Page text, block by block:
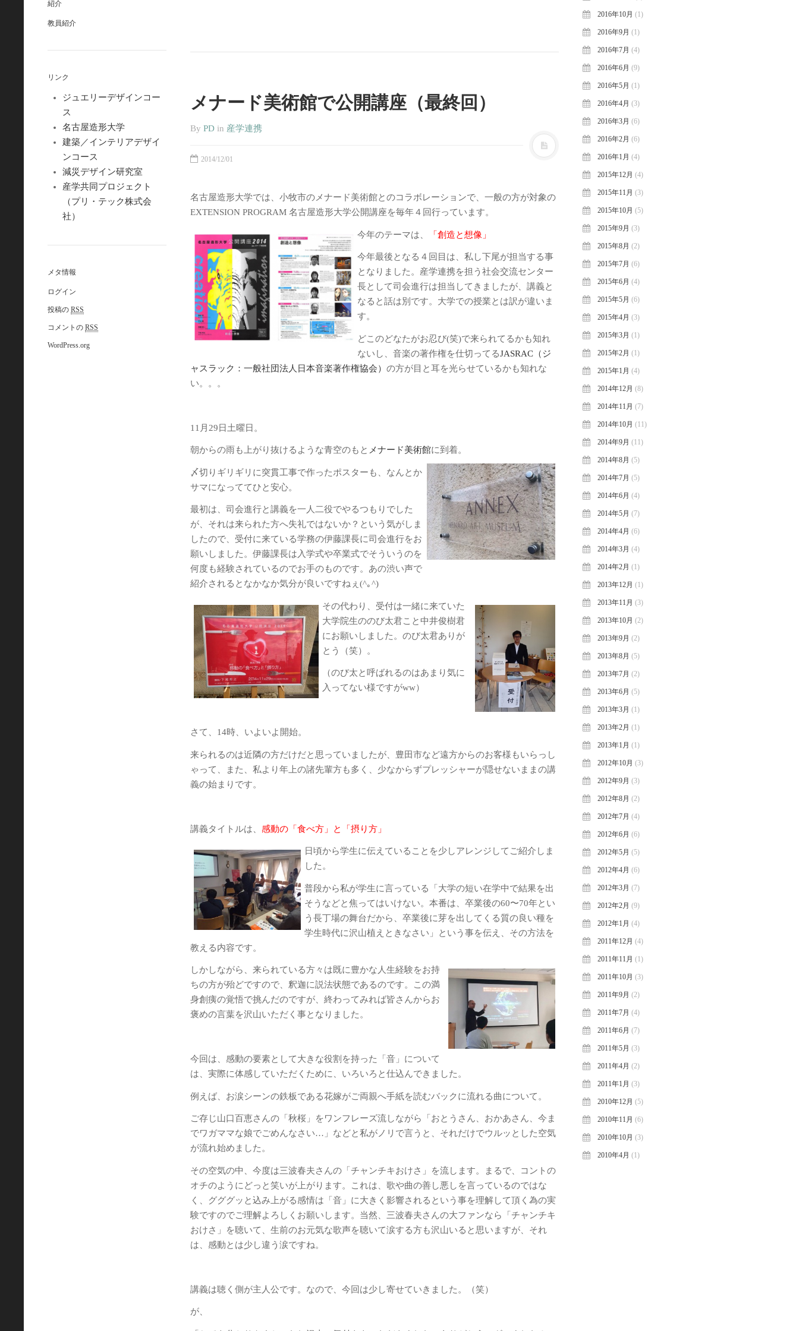
紹介
教員紹介
リンク
ジュエリーデザインコー
ス
名古屋造形大学
建築／インテリアデザイ
ンコース
減災デザイン研究室
産学共同プロジェクト
（プリ・テック株式会
社）
メタ情報
ログイン
投稿の RSS
コメントの RSS
WordPress.org
メナード美術館で公開講座（最終回）
By PD in 産学連携
2014/12/01
名古屋造形大学では、小牧市のメナード美術館とのコラボレーションで、一般の方が対象の
EXTENSION PROGRAM 名古屋造形大学公開講座を毎年４回行っています。
今年のテーマは、 「創造と想像」
今年最後となる４回目は、私し下尾が担当する事
となりました。産学連携を担う社会交流センター
長として司会進行は担当してきましたが、講義と
なると話は別です。大学での授業とは訳が違いま
す。
どこのどなたがお忍び(笑)で来られてるかも知れ
ないし、音楽の著作権を仕切ってるJASRAC（ジ
ャスラック：一般社団法人日本音楽著作権協会） の方が目と耳を光らせているかも知れな
い。。。
11月29日土曜日。
朝からの雨も上がり抜けるような青空のもと メナード美術館に到着。
〆切りギリギリに突貫工事で作ったポスターも、なんとか
サマになっててひと安心。
最初は、司会進行と講義を一人二役でやるつもりでした
が、それは来られた方へ失礼ではないか？という気がしま
したので、受付に来ている学務の伊藤課長に司会進行をお
願いしました。伊藤課長は入学式や卒業式でそういうのを
何度も経験されているのでお手のものです。あの渋い声で
紹介されるとなかなか気分が良いですねぇ(^｡^)
その代わり、受付は一緒に来ていた
大学院生ののび太君こと中井俊樹君
にお願いしました。のび太君ありが
とう（笑）。
（のび太と呼ばれるのはあまり気に
入ってない様ですがww）
さて、14時、いよいよ開始。
来られるのは近隣の方だけだと思っていましたが、豊田市など遠方からのお客様もいらっし
ゃって、また、私より年上の諸先輩方も多く、少なからずプレッシャーが隠せないままの講
義の始まりです。
講義タイトルは、 感動の「食べ方」と「摂り方」
日頃から学生に伝えていることを少しアレンジしてご紹介しま
した。
普段から私が学生に言っている「大学の短い在学中で結果を出
そうなどと焦ってはいけない。本番は、卒業後の60〜70年とい
う長丁場の舞台だから、卒業後に芽を出してくる質の良い種を
学生時代に沢山植えときなさい」という事を伝え、その方法を
教える内容です。
しかしながら、来られている方々は既に豊かな人生経験をお持
ちの方が殆どですので、釈迦に説法状態であるのです。この満
身創痍の覚悟で挑んだのですが、終わってみれば皆さんからお
褒めの言葉を沢山いただく事となりました。
今回は、感動の要素として大きな役割を持った「音」について
は、実際に体感していただくために、いろいろと仕込んできました。
例えば、お涙シーンの鉄板である花嫁がご両親へ手紙を読むバックに流れる曲について。
ご存じ山口百恵さんの「秋桜」をワンフレーズ流しながら「おとうさん、おかあさん、今ま
でワガママな娘でごめんなさい…」などと私がノリで言うと、それだけでウルッとした空気
が流れ始めました。
その空気の中、今度は三波春夫さんの「チャンチキおけさ」を流します。まるで、コントの
オチのようにどっと笑いが上がります。これは、歌や曲の善し悪しを言っているのではな
く、グググッと込み上がる感情は「音」に大きく影響されるという事を理解して頂く為の実
験ですのでご理解よろしくお願いします。当然、三波春夫さんの大ファンなら「チャンチキ
おけさ」を聴いて、生前のお元気な歌声を聴いて涙する方も沢山いると思いますが、それ
は、感動とは少し違う涙ですね。
講義は聴く側が主人公です。なので、今回は少し寄せていきました。（笑）
が、
2016年10月 (1)
2016年9月 (1)
2016年7月 (4)
2016年6月 (9)
2016年5月 (1)
2016年4月 (3)
2016年3月 (6)
2016年2月 (6)
2016年1月 (4)
2015年12月 (4)
2015年11月 (3)
2015年10月 (5)
2015年9月 (3)
2015年8月 (2)
2015年7月 (6)
2015年6月 (4)
2015年5月 (6)
2015年4月 (3)
2015年3月 (1)
2015年2月 (1)
2015年1月 (4)
2014年12月 (8)
2014年11月 (7)
2014年10月 (11)
2014年9月 (11)
2014年8月 (5)
2014年7月 (5)
2014年6月 (4)
2014年5月 (7)
2014年4月 (6)
2014年3月 (4)
2014年2月 (1)
2013年12月 (1)
2013年11月 (3)
2013年10月 (2)
2013年9月 (2)
2013年8月 (5)
2013年7月 (2)
2013年6月 (5)
2013年3月 (1)
2013年2月 (1)
2013年1月 (1)
2012年10月 (3)
2012年9月 (3)
2012年8月 (2)
2012年7月 (4)
2012年6月 (6)
2012年5月 (5)
2012年4月 (6)
2012年3月 (7)
2012年2月 (9)
2012年1月 (4)
2011年12月 (4)
2011年11月 (1)
2011年10月 (3)
2011年9月 (2)
2011年7月 (4)
2011年6月 (7)
2011年5月 (3)
2011年4月 (2)
2011年1月 (3)
2010年12月 (5)
2010年11月 (6)
2010年10月 (3)
2010年4月 (1)